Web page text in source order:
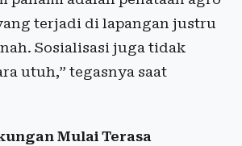
terjadi di lapangan justru
Sosialisasi juga tidak
utuh,” tegasnya saat
Mulai Terasa